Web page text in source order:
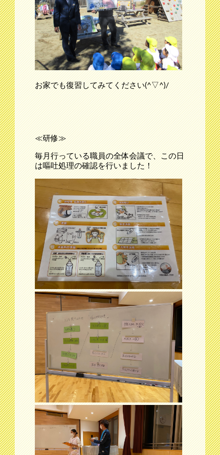
お家でも復習してみてください(^▽^)/
≪研修≫
毎月行っている職員の全体会議で、この日
は嘔吐処理の確認を行いました！